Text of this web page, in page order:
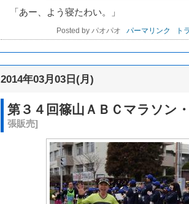
「あー、よう寝たわい。」
Posted by パオパオ パーマリンク ト
2014年03月03日(月)
第３４回篠山ＡＢＣマラソン
張販売]